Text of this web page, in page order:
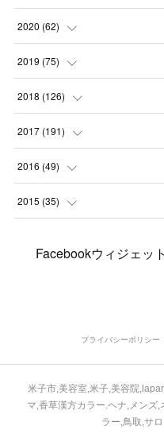
(2
(1)
(5)
(8)
(3
(3
(8)
(6)
(11 )
(8
(1)
(3)
(5
(7
(5)
(3)
(3)
2020 (62)
(6
(9)
(7)
(4
(6)
(1)
2019 (75)
(1)
(2)
(6
(7
(15)
(10)
(13)
2018 (126)
(6)
(12 )
(7
(8)
( 4)
2017 (191)
(12 )
(11 )
(23)
(20)
2016 (49)
(2
(3)
(3)
2015 (35)
(3)
(2)
Facebookウィジェッ
プライバシーポリシー
米子市,美容室,米子,美容院
マ,香草漢方カラー.ヘナ,メンズ
ラー,鳥取,サ